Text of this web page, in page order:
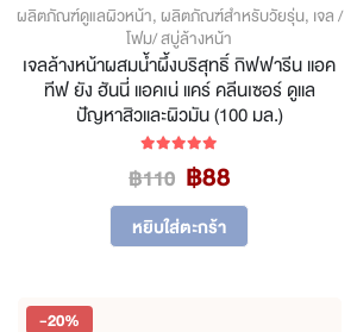
ผลิตภัณฑ์ดูแลผิวหน้า, ผลิตภัณฑ์สำหรับวัยรุ่น, เจล /
โฟม/ สบู่ล้างหน้า
เจลล้างหน้าผสมน้ำผึ้งบริสุทธิ์ กิฟฟารีน แอค
ทีฟ ยัง ฮันนี่ แอคเน่ แคร์ คลีนเซอร์ ดูแล
ปัญหาสิวและผิวมัน (100 มล.)
฿110 Original
price
was:
฿110.
฿88Current
price
฿88.
หยิบใส่ตะกร้า
-20%